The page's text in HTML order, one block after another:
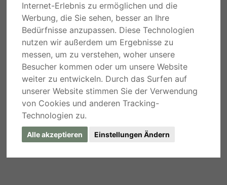
Internet-Erlebnis zu ermöglichen und die
Werbung, die Sie sehen, besser an Ihre
Bedürfnisse anzupassen. Diese Technologien
nutzen wir außerdem um Ergebnisse zu
messen, um zu verstehen, woher unsere
Besucher kommen oder um unsere Website
weiter zu entwickeln. Durch das Surfen auf
unserer Website stimmen Sie der Verwendung
von Cookies und anderen Tracking-
Technologien zu.
Alle akzeptieren Einstellungen Ändern